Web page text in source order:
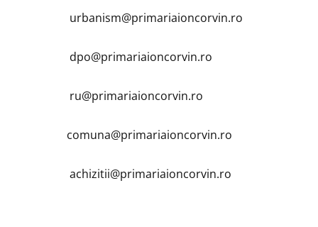
urbanism@primariaioncorvin.ro
dpo@primariaioncorvin.ro
ru@primariaioncorvin.ro
comuna@primariaioncorvin.ro
achizitii@primariaioncorvin.ro